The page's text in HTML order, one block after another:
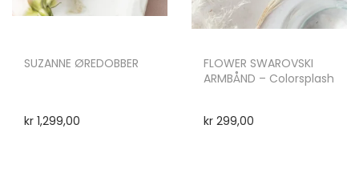
SUZANNE ØREDOBBER
kr 1,299,00
FLOWER SWAROVSKI
ARMBÅND – Colorsplash
kr299,00